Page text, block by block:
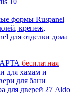
10
формы Ruspanel
крепеж,
для отделки дома
АРТА бесплатная
для хамам и
для бани
для дверей 27 Aldo